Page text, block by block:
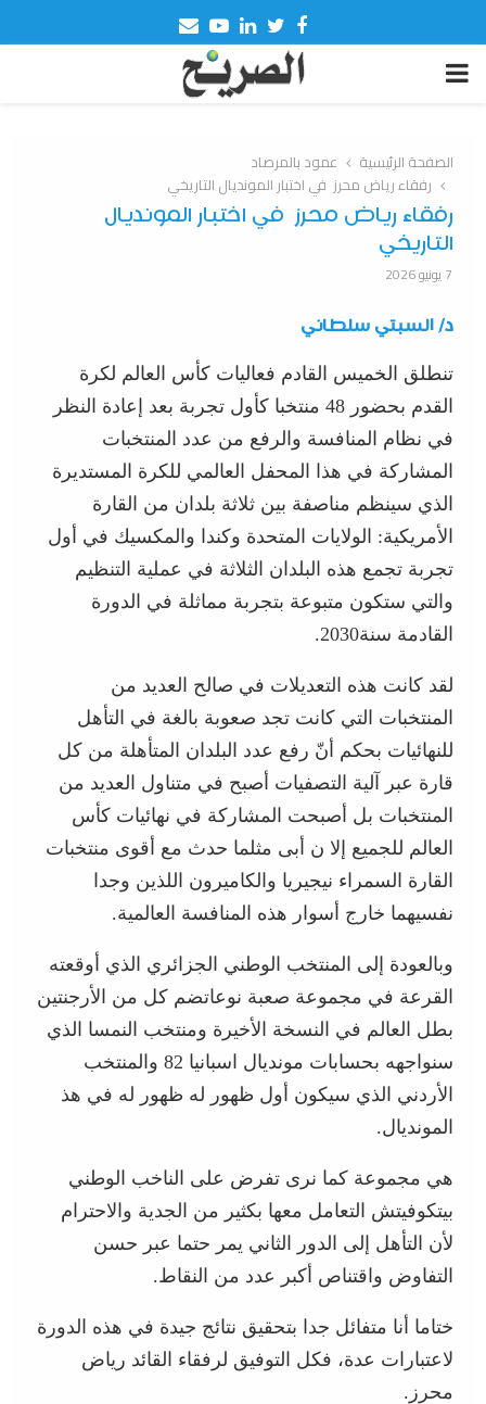
Facebook
Twitter
Linkedin
Youtube
Email
PRIMARY
الصفحة الرئيسية
عمود بالمرصاد
رفقاء رياض محرز في اختبار المونديال التاريخي
رفقاء رياض محرز في اختبار المونديال
التاريخي
7 يونيو 2026
د/ السبتي سلطاني
تنطلق الخميس القادم فعاليات كأس العالم لكرة
القدم بحضور 48 منتخبا كأول تجربة بعد إعادة النظر
في نظام المنافسة والرفع من عدد المنتخبات
المشاركة في هذا المحفل العالمي للكرة المستديرة
الذي سينظم مناصفة بين ثلاثة بلدان من القارة
الأمريكية: الولايات المتحدة وكندا والمكسيك في أول
تجربة تجمع هذه البلدان الثلاثة في عملية التنظيم
والتي ستكون متبوعة بتجربة مماثلة في الدورة
القادمة سنة2030.
لقد كانت هذه التعديلات في صالح العديد من
المنتخبات التي كانت تجد صعوبة بالغة في التأهل
للنهائيات بحكم أنّ رفع عدد البلدان المتأهلة من كل
قارة عبر آلية التصفيات أصبح في متناول العديد من
المنتخبات بل أصبحت المشاركة في نهائيات كأس
العالم للجميع إلا ن أبى مثلما حدث مع أقوى منتخبات
القارة السمراء نيجيريا والكاميرون اللذين وجدا
نفسيهما خارج أسوار هذه المنافسة العالمية.
وبالعودة إلى المنتخب الوطني الجزائري الذي أوقعته
القرعة في مجموعة صعبة نوعاتضم كل من الأرجنتين
بطل العالم في النسخة الأخيرة ومنتخب النمسا الذي
سنواجهه بحسابات مونديال اسبانيا 82 والمنتخب
الأردني الذي سيكون أول ظهور له ظهور له في هذ
المونديال.
هي مجموعة كما نرى تفرض على الناخب الوطني
بيتكوفيتش التعامل معها بكثير من الجدية والاحترام
لأن التأهل إلى الدور الثاني يمر حتما عبر حسن
التفاوض واقتناص أكبر عدد من النقاط.
ختاما أنا متفائل جدا بتحقيق نتائج جيدة في هذه الدورة
لاعتبارات عدة، فكل التوفيق لرفقاء القائد رياض
محرز.